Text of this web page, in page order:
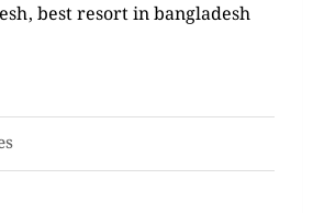
best resort in bangladesh